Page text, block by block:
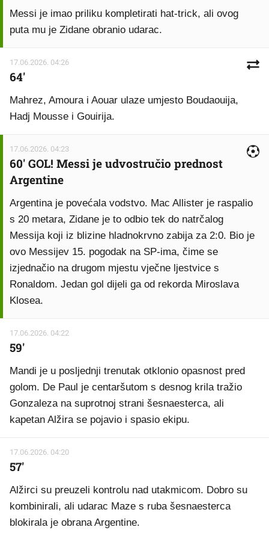
Messi je imao priliku kompletirati hat-trick, ali ovog
puta mu je Zidane obranio udarac.
17.06.2026. 04:26
64'
Mahrez, Amoura i Aouar ulaze umjesto Boudaouija,
Hadj Mousse i Gouirija.
17.06.2026. 04:23
60' GOL! Messi je udvostručio prednost
Argentine
Argentina je povećala vodstvo. Mac Allister je raspalio
s 20 metara, Zidane je to odbio tek do natrčalog
Messija koji iz blizine hladnokrvno zabija za 2:0. Bio je
ovo Messijev 15. pogodak na SP-ima, čime se
izjednačio na drugom mjestu vječne ljestvice s
Ronaldom. Jedan gol dijeli ga od rekorda Miroslava
Klosea.
17.06.2026. 04:22
59'
Mandi je u posljednji trenutak otklonio opasnost pred
golom. De Paul je centaršutom s desnog krila tražio
Gonzaleza na suprotnoj strani šesnaesterca, ali
kapetan Alžira se pojavio i spasio ekipu.
17.06.2026. 04:20
57'
Alžirci su preuzeli kontrolu nad utakmicom. Dobro su
kombinirali, ali udarac Maze s ruba šesnaesterca
blokirala je obrana Argentine.